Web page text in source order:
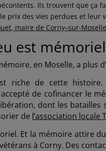
Ils trouvent que ça
prix des vies perdues et
maire de Corny–sur-Moselle
est
en Moselle, a plus
riche de cette
de cofinancer le
dont les batailles
de l’association locale
Et la mémoire attire
à Corny. Des